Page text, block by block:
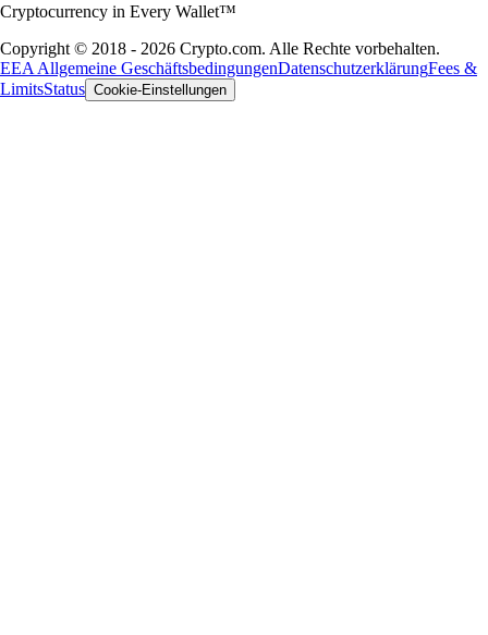
Cryptocurrency in Every Wallet™
Copyright © 2018 - 2026 Crypto.com. Alle Rechte vorbehalten.
EEA Allgemeine GeschäftsbedingungenDatenschutzerklärungFees &
LimitsStatus Cookie-Einstellungen